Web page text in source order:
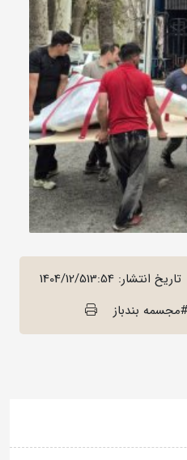
تاریخ انتشار: 1404/12/513:54
بندباز